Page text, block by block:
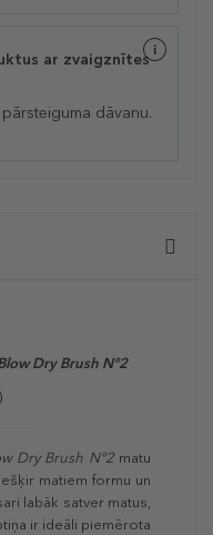
ar zvaigznītes
dāvanu.
Dry Brush N°2
Dry Brush N°2 matu
matiem formu un
labāk satver matus,
ir ideāli piemērota